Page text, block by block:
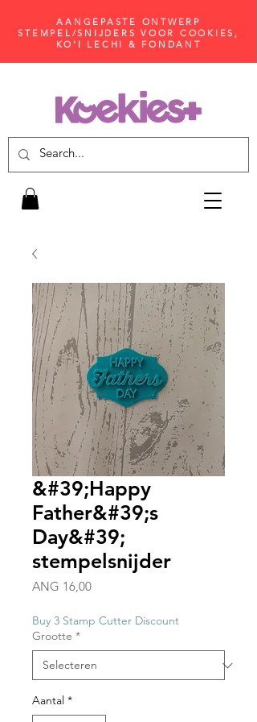
AANGEPASTE ONTWERP
STEMPEL/SNIJDERS VOOR COOKIES,
KO'I LECHI & FONDANT
&#39;Happy
Father&#39;s
Day&#39;
stempelsnijder
ANG 16,00Prijs
Buy 3 Stamp Cutter Discount
Grootte *
Aantal *